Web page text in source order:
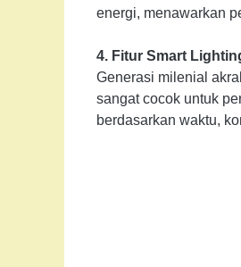
energi, menawarkan
4. Fitur Smart
Generasi milenial
sangat cocok untuk
berdasarkan waktu,